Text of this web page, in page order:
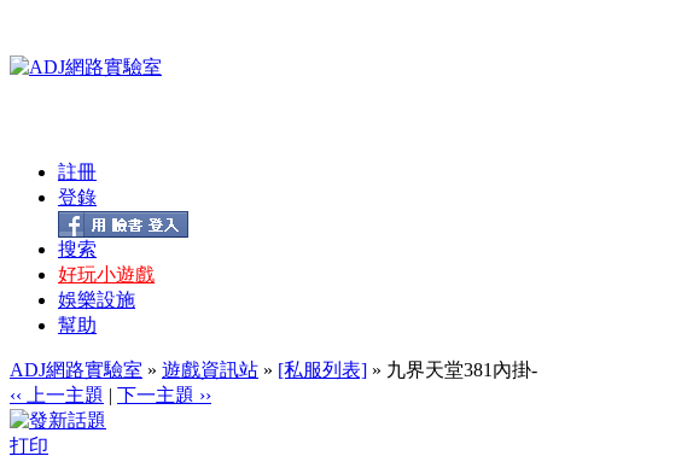
註冊
登錄
搜索
好玩小遊戲
娛樂設施
幫助
ADJ網路實驗室 » 遊戲資訊站 » [私服列表] » 九界天堂381內掛-
‹‹ 上一主題 | 下一主題 ››
打印